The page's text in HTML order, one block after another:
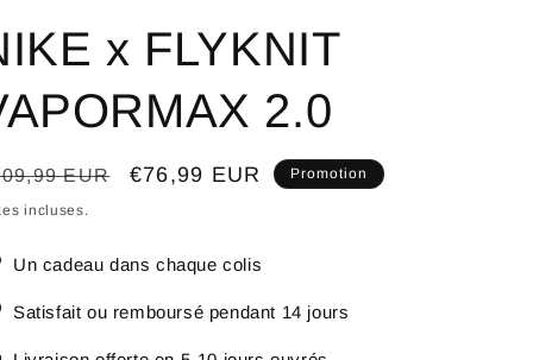
x FLYKNIT
2.0
EUR
Prix
€76,99 EUR Promotion
incluses.
Un cadeau dans chaque colis
Satisfait ou remboursé pendant 14 jours